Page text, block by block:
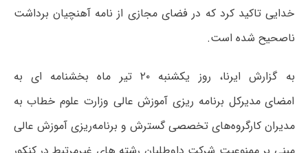
خدایی تاکید کرد که در فضای مجازی از نامه آهنچیان برداشت
ناصحیح شده است.
به گزارش ایرنا، روز یکشنبه ۲۰ تیر ماه بخشنامه ای به
امضای مدیرکل برنامه ریزی آموزش عالی وزارت علوم خطاب به
مدیران کارگروه‌های تخصصی گسترش و برنامه‌ریزی آموزش عالی